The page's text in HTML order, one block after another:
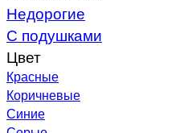
Недорогие
С подушками
Цвет
Красные
Коричневые
Синие